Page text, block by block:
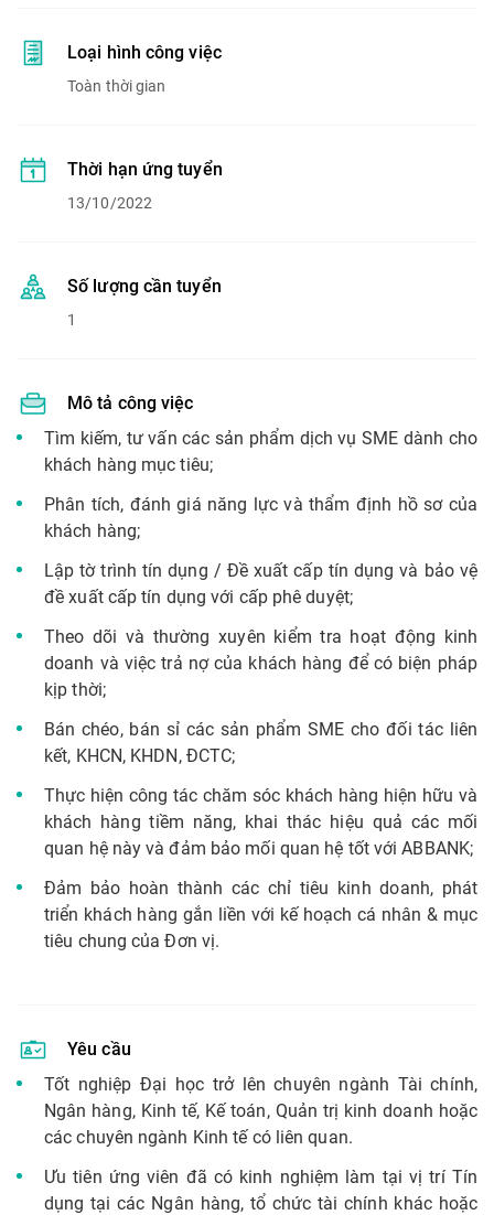
Loại hình công việc
Toàn thời gian
Thời hạn ứng tuyển
13/10/2022
Số lượng cần tuyển
1
Mô tả công việc
Tìm kiếm, tư vấn các sản phẩm dịch vụ SME dành cho
khách hàng mục tiêu;
Phân tích, đánh giá năng lực và thẩm định hồ sơ của
khách hàng;
Lập tờ trình tín dụng / Đề xuất cấp tín dụng và bảo vệ
đề xuất cấp tín dụng với cấp phê duyệt;
Theo dõi và thường xuyên kiểm tra hoạt động kinh
doanh và việc trả nợ của khách hàng để có biện pháp
kịp thời;
Bán chéo, bán sỉ các sản phẩm SME cho đối tác liên
kết, KHCN, KHDN, ĐCTC;
Thực hiện công tác chăm sóc khách hàng hiện hữu và
khách hàng tiềm năng, khai thác hiệu quả các mối
quan hệ này và đảm bảo mối quan hệ tốt với ABBANK;
Đảm bảo hoàn thành các chỉ tiêu kinh doanh, phát
triển khách hàng gắn liền với kế hoạch cá nhân & mục
tiêu chung của Đơn vị.
Yêu cầu
Tốt nghiệp Đại học trở lên chuyên ngành Tài chính,
Ngân hàng, Kinh tế, Kế toán, Quản trị kinh doanh hoặc
các chuyên ngành Kinh tế có liên quan.
Ưu tiên ứng viên đã có kinh nghiệm làm tại vị trí Tín
dụng tại các Ngân hàng, tổ chức tài chính khác hoặc